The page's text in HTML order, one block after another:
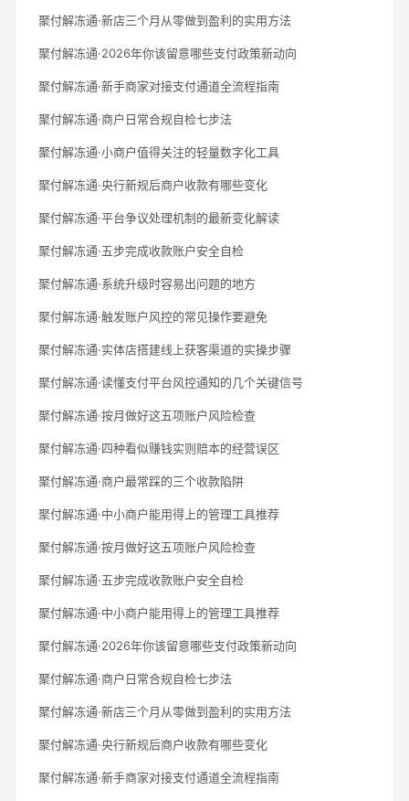
聚付解冻通·新店三个月从零做到盈利的实用方法
聚付解冻通·2026年你该留意哪些支付政策新动向
聚付解冻通·新手商家对接支付通道全流程指南
聚付解冻通·商户日常合规自检七步法
聚付解冻通·小商户值得关注的轻量数字化工具
聚付解冻通·央行新规后商户收款有哪些变化
聚付解冻通·平台争议处理机制的最新变化解读
聚付解冻通·五步完成收款账户安全自检
聚付解冻通·系统升级时容易出问题的地方
聚付解冻通·触发账户风控的常见操作要避免
聚付解冻通·实体店搭建线上获客渠道的实操步骤
聚付解冻通·读懂支付平台风控通知的几个关键信号
聚付解冻通·按月做好这五项账户风险检查
聚付解冻通·四种看似赚钱实则赔本的经营误区
聚付解冻通·商户最常踩的三个收款陷阱
聚付解冻通·中小商户能用得上的管理工具推荐
聚付解冻通·按月做好这五项账户风险检查
聚付解冻通·五步完成收款账户安全自检
聚付解冻通·中小商户能用得上的管理工具推荐
聚付解冻通·2026年你该留意哪些支付政策新动向
聚付解冻通·商户日常合规自检七步法
聚付解冻通·新店三个月从零做到盈利的实用方法
聚付解冻通·央行新规后商户收款有哪些变化
聚付解冻通·新手商家对接支付通道全流程指南